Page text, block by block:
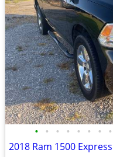
• • • • • • • •